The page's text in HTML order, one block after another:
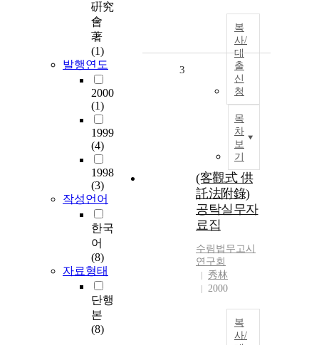
硏究
會
著
(1)
발행연도
2000
(1)
1999
(4)
1998
(3)
작성언어
한국
어
(8)
자료형태
단행
본
(8)
복
사/
대
출
신
청
목
차
보
기
3
(客觀式 供
託法附錄)
공탁실무자
료집
수림법무고시
연구회
秀林
2000
복
사/